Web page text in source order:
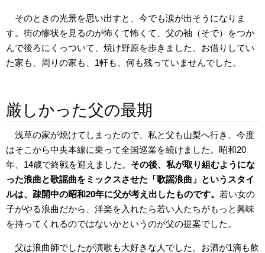
そのときの光景を思い出すと、今でも涙が出そうになりま
す。街の惨状を見るのが怖くて怖くて、父の袖（そで）をつか
んで後ろにくっついて、焼け野原を歩きました。お借りしてい
た家も、周りの家も、1軒も、何も残っていませんでした。
厳しかった父の最期
浅草の家が焼けてしまったので、私と父も山梨へ行き、今度
はそこから中央本線に乗って全国巡業を続けました。昭和20
年、14歳で終戦を迎えました。 その後、私が取り組むようにな
った浪曲と歌謡曲をミックスさせた「歌謡浪曲」というスタイ
ルは、疎開中の昭和20年に父が考え出したものです。 若い女の
子がやる浪曲だから、洋楽を入れたら若い人たちがもっと興味
を持ってくれるのではないかというのが父の提案でした。
父は浪曲師でしたが演歌も大好きな人でした。お酒が1滴も飲